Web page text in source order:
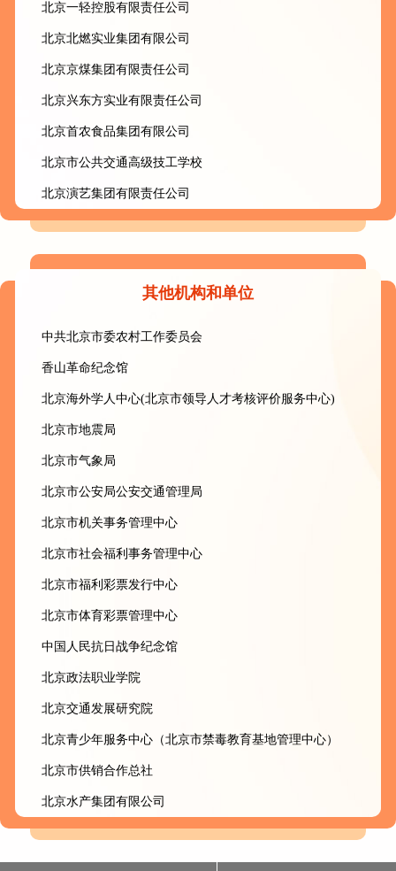
北京一轻控股有限责任公司
北京北燃实业集团有限公司
北京京煤集团有限责任公司
北京兴东方实业有限责任公司
北京首农食品集团有限公司
北京市公共交通高级技工学校
北京演艺集团有限责任公司
其他机构和单位
中共北京市委农村工作委员会
香山革命纪念馆
北京海外学人中心(北京市领导人才考核评价服务中心)
北京市地震局
北京市气象局
北京市公安局公安交通管理局
北京市机关事务管理中心
北京市社会福利事务管理中心
北京市福利彩票发行中心
北京市体育彩票管理中心
中国人民抗日战争纪念馆
北京政法职业学院
北京交通发展研究院
北京青少年服务中心（北京市禁毒教育基地管理中心）
北京市供销合作总社
北京水产集团有限公司